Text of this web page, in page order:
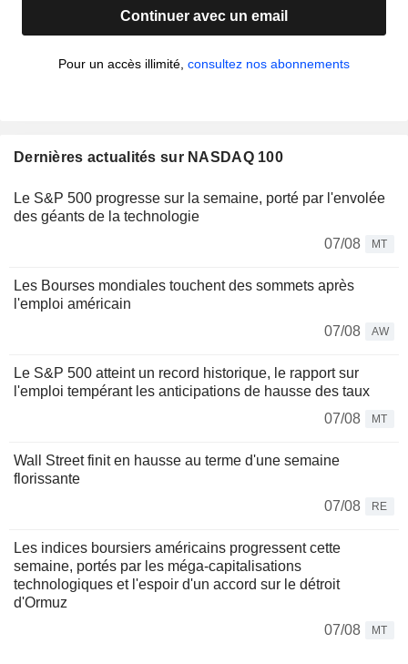
Continuer avec un email
Pour un accès illimité, consultez nos abonnements
Dernières actualités sur NASDAQ 100
Le S&P 500 progresse sur la semaine, porté par l'envolée
des géants de la technologie
07/08
MT
Les Bourses mondiales touchent des sommets après
l'emploi américain
07/08
AW
Le S&P 500 atteint un record historique, le rapport sur
l'emploi tempérant les anticipations de hausse des taux
07/08
MT
Wall Street finit en hausse au terme d'une semaine
florissante
07/08
RE
Les indices boursiers américains progressent cette
semaine, portés par les méga-capitalisations
technologiques et l'espoir d'un accord sur le détroit
d'Ormuz
07/08
MT